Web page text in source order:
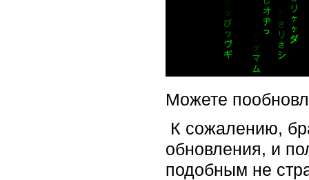
Можете
К сожалению,
обновления, и
подобным не